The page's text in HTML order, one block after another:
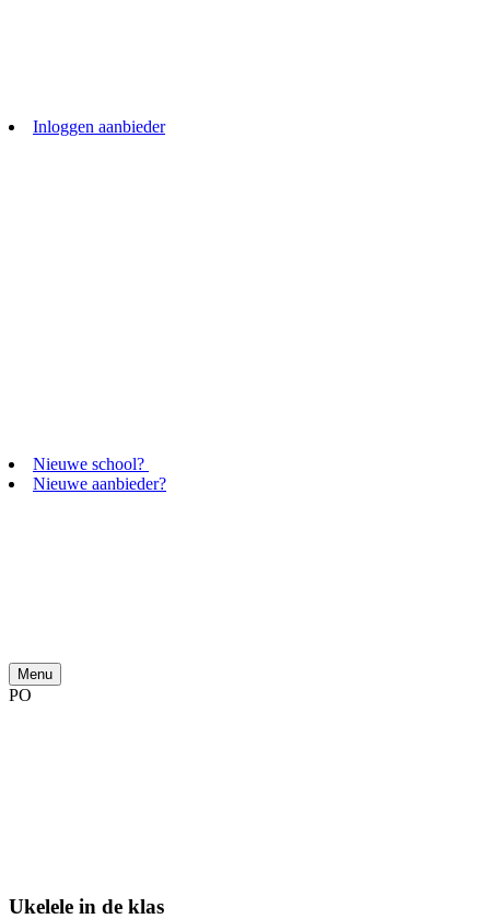
Inloggen aanbieder
Nieuwe school?
Nieuwe aanbieder?
Menu
PO
Ukelele in de klas